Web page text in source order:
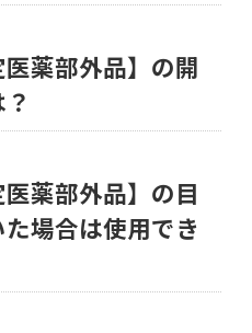
薬部外品】の開
薬部外品】の目
場合は使用でき